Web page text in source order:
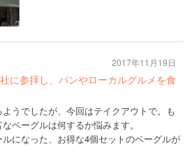
に参拝し、パンやローカルグルメを食
うでしたが、今回はテイクアウトで。も
ベーグルは何するか悩みます。
になった、お得な4個セットのベーグルが
2017年11月19日